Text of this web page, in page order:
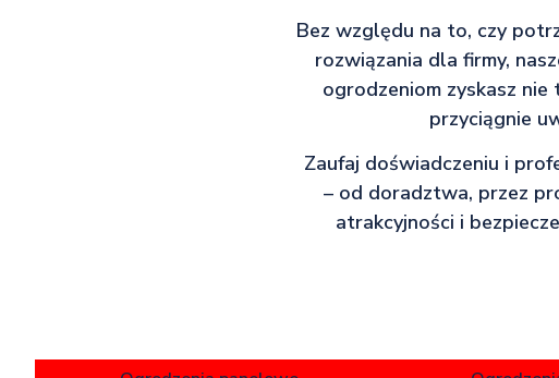
Bez względu na to, czy
rozwiązania dla firmy,
ogrodzeniom zyskasz
przyciągnie
Zaufaj doświadczeniu i
– od doradztwa, przez
atrakcyjności i